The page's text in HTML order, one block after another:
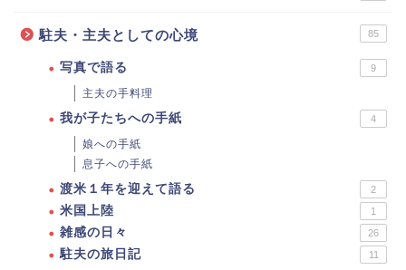
駐夫・主夫としての心境 85
写真で語る 9
主夫の手料理
我が子たちへの手紙 4
娘への手紙
息子への手紙
渡米１年を迎えて語る 2
米国上陸 1
雑感の日々 26
駐夫の旅日記 11